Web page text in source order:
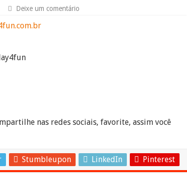
Deixe um comentário
nas redes sociais, favorite, assim você
Stumbleupon LinkedIn Pinterest